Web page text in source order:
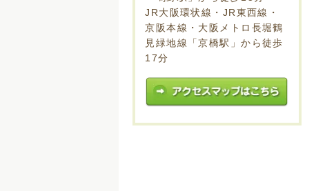
JR大阪環状線・JR東西線・
京阪本線・大阪メトロ長堀鶴
見緑地線「京橋駅」から徒歩
17分